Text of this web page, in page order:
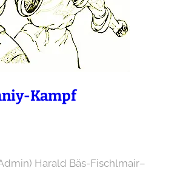
Kampf
Harald Bäs-Fischlmair–